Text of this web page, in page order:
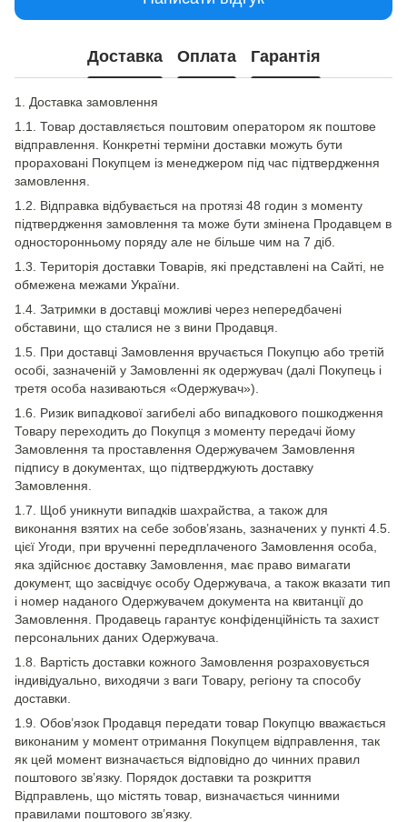
Доставка Оплата Гарантія
1. Доставка замовлення
1.1. Товар доставляється поштовим оператором як поштове
відправлення. Конкретні терміни доставки можуть бути
прораховані Покупцем із менеджером під час підтвердження
замовлення.
1.2. Відправка відбувається на протязі 48 годин з моменту
підтвердження замовлення та може бути змінена Продавцем в
односторонньому поряду але не більше чим на 7 діб.
1.3. Територія доставки Товарів, які представлені на Сайті, не
обмежена межами України.
1.4. Затримки в доставці можливі через непередбачені
обставини, що сталися не з вини Продавця.
1.5. При доставці Замовлення вручається Покупцю або третій
особі, зазначеній у Замовленні як одержувач (далі Покупець і
третя особа називаються «Одержувач»).
1.6. Ризик випадкової загибелі або випадкового пошкодження
Товару переходить до Покупця з моменту передачі йому
Замовлення та проставлення Одержувачем Замовлення
підпису в документах, що підтверджують доставку
Замовлення.
1.7. Щоб уникнути випадків шахрайства, а також для
виконання взятих на себе зобов’язань, зазначених у пункті 4.5.
цієї Угоди, при врученні передплаченого Замовлення особа,
яка здійснює доставку Замовлення, має право вимагати
документ, що засвідчує особу Одержувача, а також вказати тип
і номер наданого Одержувачем документа на квитанції до
Замовлення. Продавець гарантує конфіденційність та захист
персональних даних Одержувача.
1.8. Вартість доставки кожного Замовлення розраховується
індивідуально, виходячи з ваги Товару, регіону та способу
доставки.
1.9. Обов’язок Продавця передати товар Покупцю вважається
виконаним у момент отримання Покупцем відправлення, так
як цей момент визначається відповідно до чинних правил
поштового зв’язку. Порядок доставки та розкриття
Відправлень, що містять товар, визначається чинними
правилами поштового зв’язку.